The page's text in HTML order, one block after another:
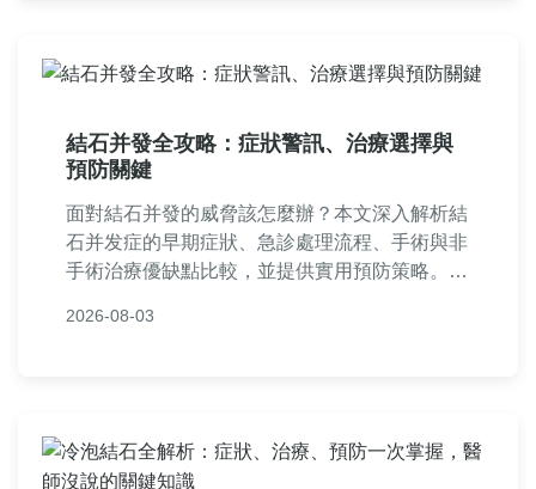
結石并發全攻略：症狀警訊、治療選擇與
預防關鍵
面對結石并發的威脅該怎麼辦？本文深入解析結
石并发症的早期症狀、急診處理流程、手術與非
手術治療優缺點比較，並提供實用預防策略。從
所有疑問，幫助您有效降低風險。
2026-08-03